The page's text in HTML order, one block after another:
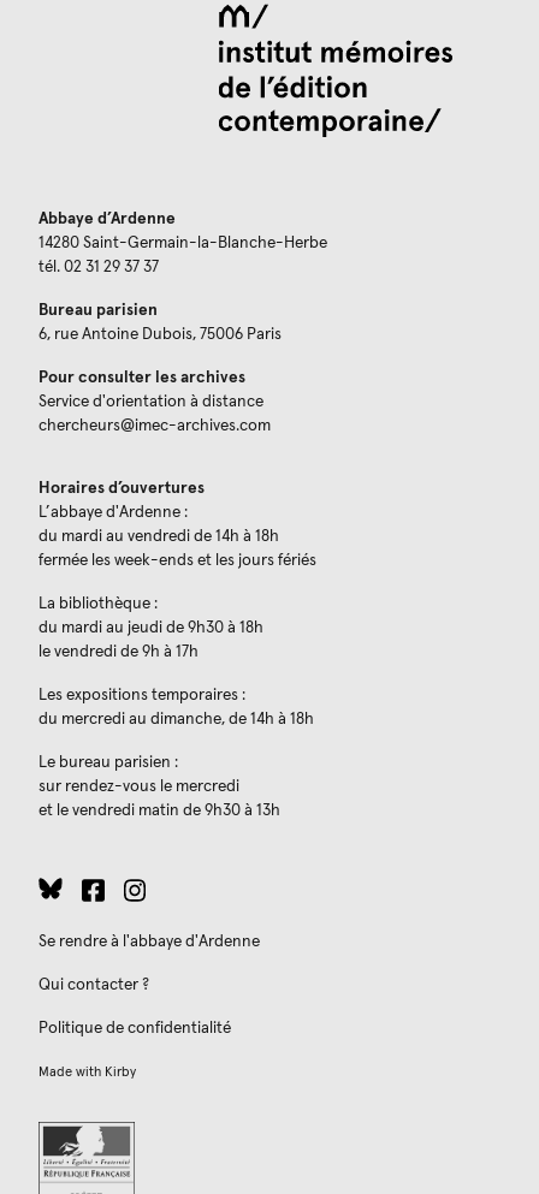
Abbaye d’Ardenne
14280 Saint-Germain-la-Blanche-Herbe
tél. 02 31 29 37 37
Bureau parisien
6, rue Antoine Dubois, 75006 Paris
Pour consulter les archives
Service d'orientation à distance
chercheurs@imec-archives.com
Horaires d’ouvertures
L’abbaye d'Ardenne :
du mardi au vendredi de 14h à 18h
fermée les week-ends et les jours fériés
La bibliothèque :
du mardi au jeudi de 9h30 à 18h
le vendredi de 9h à 17h
Les expositions temporaires :
du mercredi au dimanche, de 14h à 18h
Le bureau parisien :
sur rendez-vous le mercredi
et le vendredi matin de 9h30 à 13h
Se rendre à l'abbaye d'Ardenne
Qui contacter ?
Politique de confidentialité
Made with Kirby